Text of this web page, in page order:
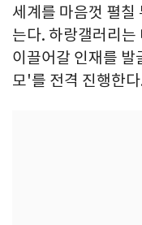
세계를 마음껏 펼칠
는다. 하랑갤러리는
이끌어갈 인재를
모'를 전격 진행한